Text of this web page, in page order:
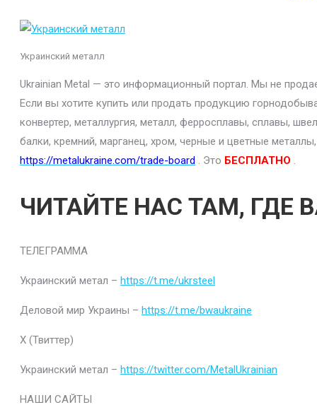
Украинский металл
Ukrainian Metal — это информационный портал. Мы не
Если вы хотите купить или продать продукцию
конвертер, металлургия, металл, ферросплавы, сплавы,
балки, кремний, марганец, хром, черные и цветные
https://metalukraine.com/trade-board . Это БЕСПЛАТНО .
ЧИТАЙТЕ НАС ТАМ, ГДЕ
ТЕЛЕГРАММА
Украинский метал – https://t.me/ukrsteel
Деловой мир Украины – https://t.me/bwaukraine
Х (Твиттер)
Украинский метал – https://twitter.com/MetalUkrainian
НАШИ САЙТЫ